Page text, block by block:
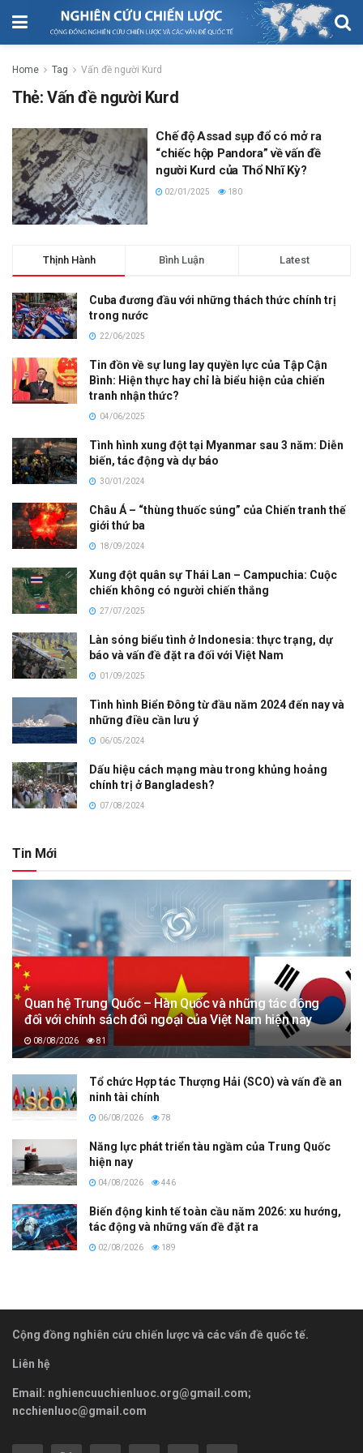
Home Tag Vấn đề người Kurd
Thẻ:Vấn đề người Kurd
Chế độ Assad sụp đổ có mở ra
“chiếc hộp Pandora” về vấn đề
người Kurd của Thổ Nhĩ Kỳ?
02/01/2025 180
Thịnh Hành Bình Luận Latest
Cuba đương đầu với những thách thức chính trị
trong nước
22/06/2025
Tin đồn về sự lung lay quyền lực của Tập Cận
Bình: Hiện thực hay chỉ là biểu hiện của chiến
tranh nhận thức?
04/06/2025
Tình hình xung đột tại Myanmar sau 3 năm: Diễn
biến, tác động và dự báo
30/01/2024
Châu Á – “thùng thuốc súng” của Chiến tranh thế
giới thứ ba
18/09/2024
Xung đột quân sự Thái Lan – Campuchia: Cuộc
chiến không có người chiến thắng
27/07/2025
Làn sóng biểu tình ở Indonesia: thực trạng, dự
báo và vấn đề đặt ra đối với Việt Nam
01/09/2025
Tình hình Biển Đông từ đầu năm 2024 đến nay và
những điều cần lưu ý
06/05/2024
Dấu hiệu cách mạng màu trong khủng hoảng
chính trị ở Bangladesh?
07/08/2024
Tin Mới
Quan hệ Trung Quốc – Hàn Quốc và những tác động
đối với chính sách đối ngoại của Việt Nam hiện nay
08/08/2026 81
Tổ chức Hợp tác Thượng Hải (SCO) và vấn đề an
ninh tài chính
06/08/2026 78
Năng lực phát triển tàu ngầm của Trung Quốc
hiện nay
04/08/2026 446
Biến động kinh tế toàn cầu năm 2026: xu hướng,
tác động và những vấn đề đặt ra
02/08/2026 189
Cộng đồng nghiên cứu chiến lược và các vấn đề quốc tế.
Liên hệ
Email: nghiencuuchienluoc.org@gmail.com;
ncchienluoc@gmail.com